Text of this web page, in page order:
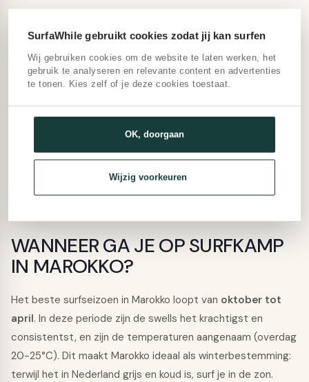
SurfaWhile gebruikt cookies zodat jij kan surfen
Wij gebruiken cookies om de website te laten werken, het
gebruik te analyseren en relevante content en advertenties
te tonen. Kies zelf of je deze cookies toestaat.
OK, doorgaan
Wijzig voorkeuren
Tamraght. De golven zijn toegankelijker dan bij de
bekende point breaks en de begeleiding is uitstekend.
Intermediate/gevorderd— Taghazout en de
uitdagende golven voor surfers met ervaring.
— Imsouane voor de langste golf van
Marokko in een authentieke, rustige omgeving.
— De surfhouses in Tamraght zijn bij uitstek sociaal.
Je leert direct andere surfers kennen tijdens lessen,
WANNEER GA JE OP SURFKAMP
IN MAROKKO?
Het beste surfseizoen in Marokko loopt van oktober tot
april. In deze periode zijn de swells het krachtigst en
consistentst, en zijn de temperaturen aangenaam (overdag
20-25°C). Dit maakt Marokko ideaal als winterbestemming:
terwijl het in Nederland grijs en koud is, surf je in de zon.